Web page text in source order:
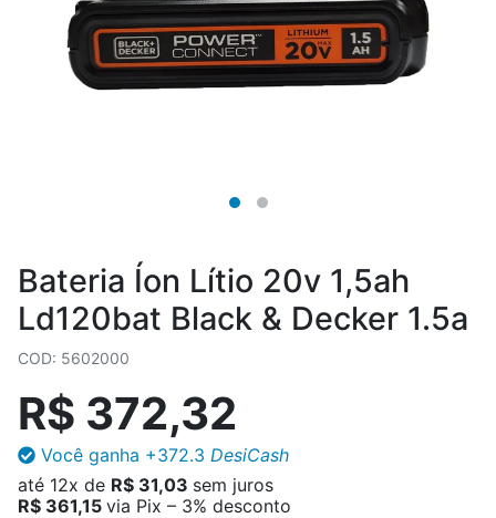
Bateria Íon Lítio 20v 1,5ah
Ld120bat Black & Decker 1.5a
COD: 5602000
R$ 372,32
Você ganha +372.3 DesiCash
até 12x de R$ 31,03 sem juros
R$ 361,15 via Pix – 3% desconto